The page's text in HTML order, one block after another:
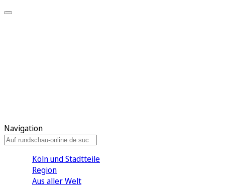
Navigation
Köln und Stadtteile
Region
Aus aller Welt